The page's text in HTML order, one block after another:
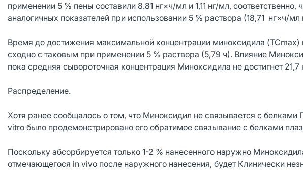
применении 5 % пены составили 8.81 нг×ч/мл и 1,11 нг/мл, соответственно,
аналогичных показателей при использовании 5 % раствора (18,71 нг×ч/мл
Время до достижения максимальной концентрации миноксидила
сходно с таковым при применении 5 % раствора (5,79 ч). Влияние
пока средняя сывороточная концентрация Миноксидила не достигнет 21,7
Распределение.
Хотя ранее сообщалось о том, что Миноксидил не связывается с
vitro было продемонстрировано его обратимое связывание с белками
Поскольку абсорбируется только 1-2 % нанесенного наружно
отмечающегося іn vivo после наружного нанесения, будет Клинически